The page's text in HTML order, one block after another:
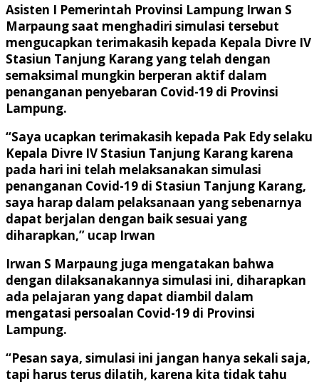
Asisten I Pemerintah Provinsi Lampung Irwan S
Marpaung saat menghadiri simulasi tersebut
mengucapkan terimakasih kepada Kepala Divre IV
Stasiun Tanjung Karang yang telah dengan
semaksimal mungkin berperan aktif dalam
penanganan penyebaran Covid-19 di Provinsi
Lampung.
“Saya ucapkan terimakasih kepada Pak Edy selaku
Kepala Divre IV Stasiun Tanjung Karang karena
pada hari ini telah melaksanakan simulasi
penanganan Covid-19 di Stasiun Tanjung Karang,
saya harap dalam pelaksanaan yang sebenarnya
dapat berjalan dengan baik sesuai yang
diharapkan,” ucap Irwan
Irwan S Marpaung juga mengatakan bahwa
dengan dilaksanakannya simulasi ini, diharapkan
ada pelajaran yang dapat diambil dalam
mengatasi persoalan Covid-19 di Provinsi
Lampung.
“Pesan saya, simulasi ini jangan hanya sekali saja,
tapi harus terus dilatih, karena kita tidak tahu